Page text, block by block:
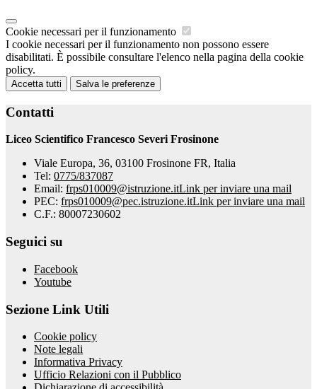
Cookie necessari per il funzionamento
I cookie necessari per il funzionamento non possono essere
disabilitati. È possibile consultare l'elenco nella pagina della cookie
policy.
Accetta tutti Salva le preferenze
Contatti
Liceo Scientifico Francesco Severi Frosinone
Viale Europa, 36, 03100 Frosinone FR, Italia
Tel: 0775/837087
Email: frps010009@istruzione.itLink per inviare una mail
PEC: frps010009@pec.istruzione.itLink per inviare una mail
C.F.: 80007230602
Seguici su
Facebook
Youtube
Sezione Link Utili
Cookie policy
Note legali
Informativa Privacy
Ufficio Relazioni con il Pubblico